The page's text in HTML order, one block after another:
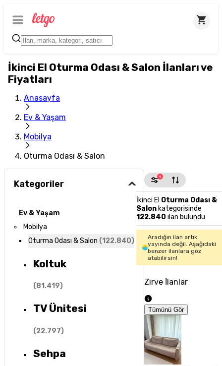
İkinci El Oturma Odası & Salon İlanları ve
Fiyatları
Anasayfa
Ev & Yaşam
Mobilya
Oturma Odası & Salon
Kategoriler
Ev & Yaşam
Mobilya
Oturma Odası & Salon (122.840)
Koltuk
(81.419)
TV Ünitesi
(22.797)
Sehpa
1
İkinci El Oturma Odası &
Salon kategorisinde
122.840 ilan bulundu
Aradığın ilan artık
yayında değil. Aşağıdaki
benzer ilanlara göz
atabilirsin!
Zirve İlanlar
Tümünü Gör